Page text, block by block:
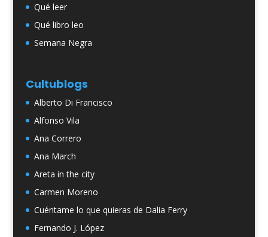
Qué leer
Qué libro leo
Semana Negra
Cultublogs
Alberto Di Francisco
Alfonso Vila
Ana Correro
Ana March
Areta in the city
Carmen Moreno
Cuéntame lo que quieras de Dalia Ferry
Fernando J. López